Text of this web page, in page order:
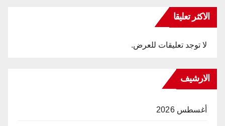
الاكثر تعليقا
لا توجد تعليقات للعرض.
الارشيف
أغسطس 2026